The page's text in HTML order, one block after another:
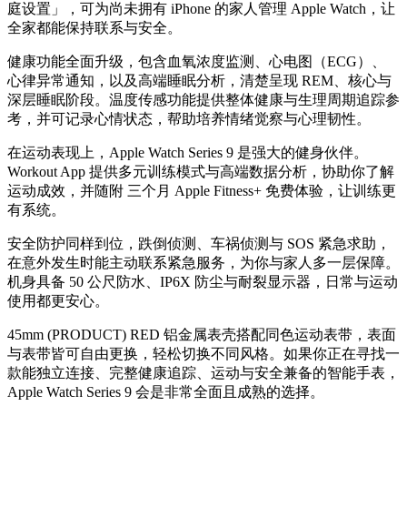
庭设置」，可为尚未拥有 iPhone 的家人管理 Apple Watch，让
全家都能保持联系与安全。
健康功能全面升级，包含血氧浓度监测、心电图（ECG）、
心律异常通知，以及高端睡眠分析，清楚呈现 REM、核心与
深层睡眠阶段。温度传感功能提供整体健康与生理周期追踪参
考，并可记录心情状态，帮助培养情绪觉察与心理韧性。
在运动表现上，Apple Watch Series 9 是强大的健身伙伴。
Workout App 提供多元训练模式与高端数据分析，协助你了解
运动成效，并随附 三个月 Apple Fitness+ 免费体验，让训练更
有系统。
安全防护同样到位，跌倒侦测、车祸侦测与 SOS 紧急求助，
在意外发生时能主动联系紧急服务，为你与家人多一层保障。
机身具备 50 公尺防水、IP6X 防尘与耐裂显示器，日常与运动
使用都更安心。
45mm (PRODUCT) RED 铝金属表壳搭配同色运动表带，表面
与表带皆可自由更换，轻松切换不同风格。如果你正在寻找一
款能独立连接、完整健康追踪、运动与安全兼备的智能手表，
Apple Watch Series 9 会是非常全面且成熟的选择。